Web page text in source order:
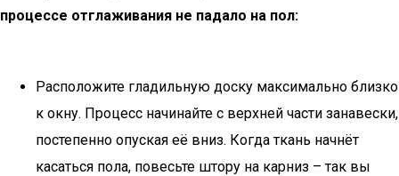
процессе отглаживания не падало на пол:
Расположите гладильную доску максимально близко
к окну. Процесс начинайте с верхней части занавески,
постепенно опуская её вниз. Когда ткань начнёт
касаться пола, повесьте штору на карниз – так вы